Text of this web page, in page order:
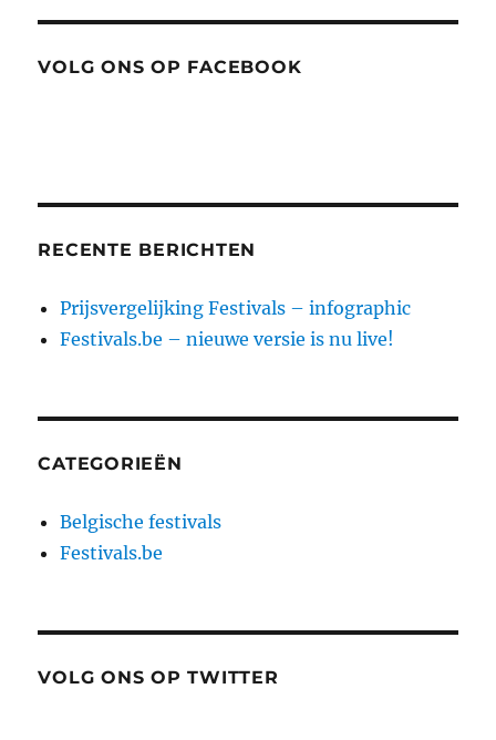
VOLG ONS OP FACEBOOK
RECENTE BERICHTEN
Prijsvergelijking Festivals – infographic
Festivals.be – nieuwe versie is nu live!
CATEGORIEËN
Belgische festivals
Festivals.be
VOLG ONS OP TWITTER